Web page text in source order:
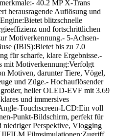
40.2 MP X-Trans
herausragende Auflösung und
blitzschnelle
und fortschrittlichen
Motiverkennung.- 5-Achsen-
(IBIS):Bietet bis zu 7.0
für scharfe, klare Ergebnisse.-
mit Motiverkennung:Verfolgt
Motiven, darunter Tiere, Vögel,
und Züge.- Hochauflösender
heller OLED-EVF mit 3.69
und immersives
Touchscreen-LCD:Ein voll
Punkt-Bildschirm, perfekt für
niedriger Perspektive, Vlogging
Filmsimulationen:Zugriff